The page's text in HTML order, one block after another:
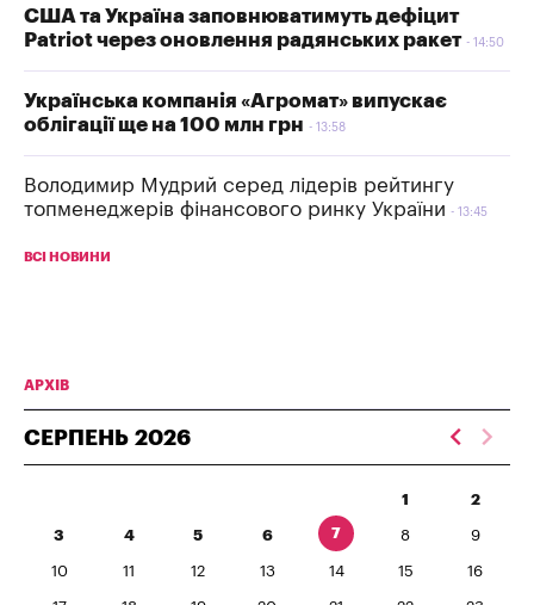
США та Україна заповнюватимуть дефіцит
Patriot через оновлення радянських ракет
14:50
Українська компанія «Агромат» випускає
облігації ще на 100 млн грн
13:58
Володимир Мудрий серед лідерів рейтингу
топменеджерів фінансового ринку України
13:45
ВСІ НОВИНИ
АРХІВ
СЕРПЕНЬ 2026
1 2
3 4 5 6 7 8 9
10 11 12 13 14 15 16